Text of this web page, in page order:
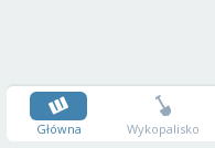
Główna Wykopalisko